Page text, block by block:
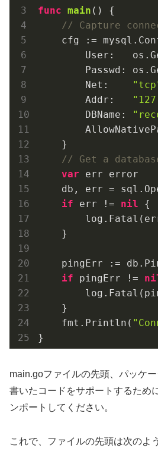
func main ()
{
// Capture
cfg :=
User:
Passwd:
        Net:
        Addr:
        DBName:
    }
// Get a
var err error
db, err =
if err != nil {
    }
pingErr :=
if pingErr !=
    }
    fmt.Println(
}
main.goファイルの先頭、パッケ
書いたコードをサポートするため
ンポートしてください。
これで、ファイルの先頭は次のよ